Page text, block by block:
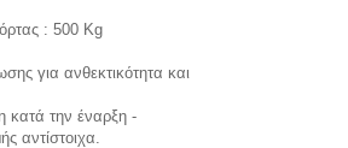
: 500 Kg
για ανθεκτικότητα και
κατά την έναρξη -
αντίστοιχα.